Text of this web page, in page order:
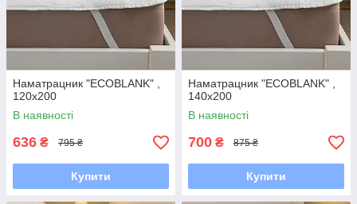
Наматрацник "ECOBLANK" ,
120x200
В наявності
636 ₴ 795 ₴
Купити
Наматрацник "ECOBLANK" ,
140x200
В наявності
700 ₴ 875 ₴
Купити